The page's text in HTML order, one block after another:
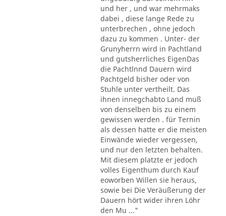
und her , und war mehrmaks
dabei , diese lange Rede zu
unterbrechen , ohne jedoch
dazu zu kommen . Unter- der
Grunyherrn wird in Pachtland
und gutsherrliches EigenDas
die Pachtlnnd Dauern wird
Pachtgeld bisher oder von
Stuhle unter vertheilt. Das
ihnen innegchabto Land muß
von denselben bis zu einem
gewissen werden . für Ternin
als dessen hatte er die meisten
Einwände wieder vergessen,
und nur den letzten behalten.
Mit diesem platzte er jedoch
volles Eigenthum durch Kauf
eoworben Willen sie heraus,
sowie bei Die Veräußerung der
Dauern hört wider ihren Löhr
den Mu ..."